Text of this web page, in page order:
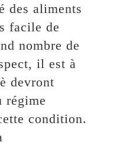
des aliments
facile de
nombre de
il est à
devront
régime
condition.